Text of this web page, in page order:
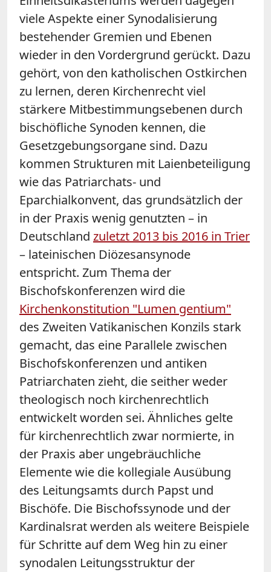
viele Aspekte einer Synodalisierung
bestehender Gremien und Ebenen
wieder in den Vordergrund gerückt. Dazu
gehört, von den katholischen Ostkirchen
zu lernen, deren Kirchenrecht viel
stärkere Mitbestimmungsebenen durch
bischöfliche Synoden kennen, die
Gesetzgebungsorgane sind. Dazu
kommen Strukturen mit Laienbeteiligung
wie das Patriarchats- und
Eparchialkonvent, das grundsätzlich der
in der Praxis wenig genutzten – in
Deutschland zuletzt 2013 bis 2016 in Trier
– lateinischen Diözesansynode
entspricht. Zum Thema der
Bischofskonferenzen wird die
Kirchenkonstitution "Lumen gentium"
des Zweiten Vatikanischen Konzils stark
gemacht, das eine Parallele zwischen
Bischofskonferenzen und antiken
Patriarchaten zieht, die seither weder
theologisch noch kirchenrechtlich
entwickelt worden sei. Ähnliches gelte
für kirchenrechtlich zwar normierte, in
der Praxis aber ungebräuchliche
Elemente wie die kollegiale Ausübung
des Leitungsamts durch Papst und
Bischöfe. Die Bischofssynode und der
Kardinalsrat werden als weitere Beispiele
für Schritte auf dem Weg hin zu einer
synodalen Leitungsstruktur der